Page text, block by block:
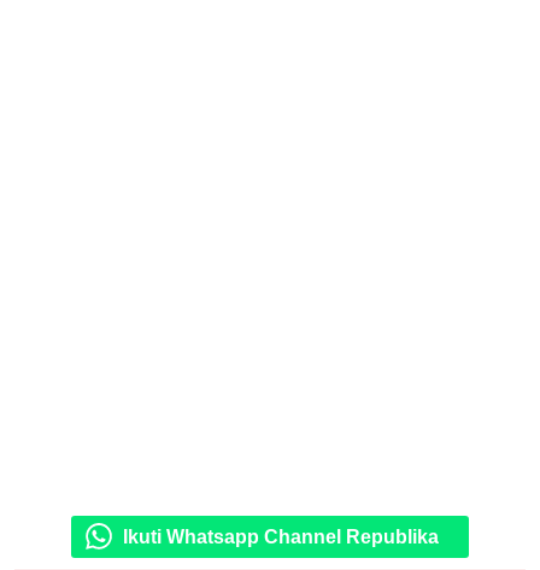
Ikuti Whatsapp Channel Republika